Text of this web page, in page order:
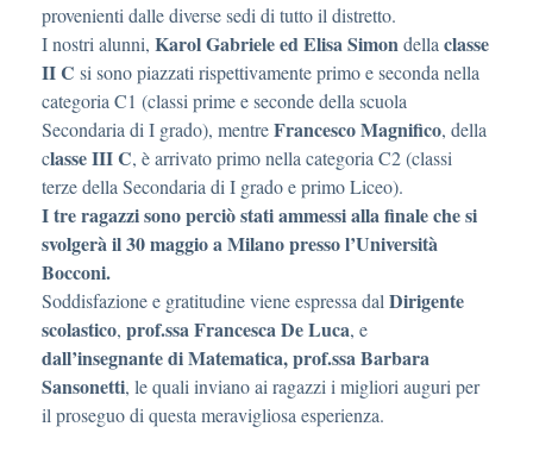
provenienti dalle diverse sedi di tutto il distretto.
I nostri alunni, Karol Gabriele ed Elisa Simondella classe
II C si sono piazzati rispettivamente primo e seconda nella
categoria C1 (classi prime e seconde della scuola
Secondaria di I grado), mentreFrancesco Magnifico, della
classe III C, è arrivato primo nella categoria C2 (classi
terze della Secondaria di I grado e primo Liceo).
I tre ragazzi sono perciò stati ammessi alla finale che si
svolgerà il 30 maggio a Milano presso l’Università
Bocconi.
Soddisfazione e gratitudine viene espressa dal Dirigente
scolastico, prof.ssa Francesca De Luca, e
dall’insegnante di Matematica, prof.ssa Barbara
Sansonetti, le quali inviano ai ragazzi i migliori auguri per
il proseguo di questa meravigliosa esperienza.